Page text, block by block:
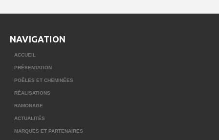
NAVIGATION
ACCUEIL
PRÉSENTATION
POÊLES ET CHEMINÉES
RÉALISATIONS
RAMONAGE
ACTUALITÉS
MARQUES ET PARTENAIRES